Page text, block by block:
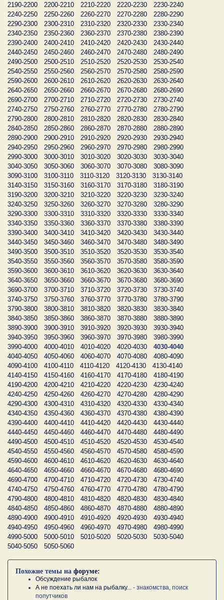
2190-2200 2200-2210 2210-2220 2220-2230
2230-2240
2240-2250
2250-2260 2260-2270 2270-2280
2280-2290
2290-2300
2300-2310 2310-2320 2320-2330
2330-2340
2340-2350
2350-2360 2360-2370 2370-2380
2380-2390
2390-2400
2400-2410 2410-2420 2420-2430
2430-2440
2440-2450
2450-2460 2460-2470 2470-2480
2480-2490
2490-2500
2500-2510 2510-2520 2520-2530
2530-2540
2540-2550
2550-2560 2560-2570 2570-2580
2580-2590
2590-2600
2600-2610 2610-2620 2620-2630
2630-2640
2640-2650
2650-2660 2660-2670 2670-2680
2680-2690
2690-2700
2700-2710 2710-2720 2720-2730
2730-2740
2740-2750
2750-2760 2760-2770 2770-2780
2780-2790
2790-2800
2800-2810 2810-2820 2820-2830
2830-2840
2840-2850
2850-2860 2860-2870 2870-2880
2880-2890
2890-2900
2900-2910 2910-2920 2920-2930
2930-2940
2940-2950
2950-2960 2960-2970 2970-2980
2980-2990
2990-3000
3000-3010 3010-3020 3020-3030
3030-3040
3040-3050
3050-3060 3060-3070 3070-3080
3080-3090
3090-3100
3100-3110 3110-3120 3120-3130
3130-3140
3140-3150
3150-3160 3160-3170 3170-3180
3180-3190
3190-3200
3200-3210 3210-3220 3220-3230
3230-3240
3240-3250
3250-3260 3260-3270 3270-3280
3280-3290
3290-3300
3300-3310 3310-3320 3320-3330
3330-3340
3340-3350
3350-3360 3360-3370 3370-3380
3380-3390
3390-3400
3400-3410 3410-3420 3420-3430
3430-3440
3440-3450
3450-3460 3460-3470 3470-3480
3480-3490
3490-3500
3500-3510 3510-3520 3520-3530
3530-3540
3540-3550
3550-3560 3560-3570 3570-3580
3580-3590
3590-3600
3600-3610 3610-3620 3620-3630
3630-3640
3640-3650
3650-3660 3660-3670 3670-3680
3680-3690
3690-3700
3700-3710 3710-3720 3720-3730
3730-3740
3740-3750
3750-3760 3760-3770 3770-3780
3780-3790
3790-3800
3800-3810 3810-3820 3820-3830
3830-3840
3840-3850
3850-3860 3860-3870 3870-3880
3880-3890
3890-3900
3900-3910 3910-3920 3920-3930
3930-3940
3940-3950
3950-3960 3960-3970 3970-3980
3980-3990
3990-4000
4000-4010 4010-4020 4020-4030
4030-4040
4040-4050
4050-4060 4060-4070 4070-4080
4080-4090
4090-4100
4100-4110 4110-4120 4120-4130
4130-4140
4140-4150
4150-4160 4160-4170 4170-4180
4180-4190
4190-4200
4200-4210 4210-4220 4220-4230
4230-4240
4240-4250
4250-4260 4260-4270 4270-4280
4280-4290
4290-4300
4300-4310 4310-4320 4320-4330
4330-4340
4340-4350
4350-4360 4360-4370 4370-4380
4380-4390
4390-4400
4400-4410 4410-4420 4420-4430
4430-4440
4440-4450
4450-4460 4460-4470 4470-4480
4480-4490
4490-4500
4500-4510 4510-4520 4520-4530
4530-4540
4540-4550
4550-4560 4560-4570 4570-4580
4580-4590
4590-4600
4600-4610 4610-4620 4620-4630
4630-4640
4640-4650
4650-4660 4660-4670 4670-4680
4680-4690
4690-4700
4700-4710 4710-4720 4720-4730
4730-4740
4740-4750
4750-4760 4760-4770 4770-4780
4780-4790
4790-4800
4800-4810 4810-4820 4820-4830
4830-4840
4840-4850
4850-4860 4860-4870 4870-4880
4880-4890
4890-4900
4900-4910 4910-4920 4920-4930
4930-4940
4940-4950
4950-4960 4960-4970 4970-4980
4980-4990
4990-5000
5000-5010 5010-5020 5020-5030
5030-5040
5040-5050
5050-5060
Похожие темы на форуме:
Обсуждение рыбалок
А не поехать ли нам на рыбалку...
- знакомства, поиск
попутчиков